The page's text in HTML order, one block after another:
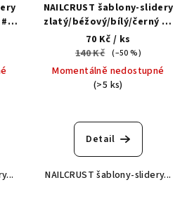
NAILCRUST šablony-slidery
zlatý/béžový/bílý/černý #3
- Vodolepka
70 Kč / ks
140 Kč (–50 %)
Momentálně nedostupné
(>5 ks)
Detail
NAILCRUST šablony-slidery...